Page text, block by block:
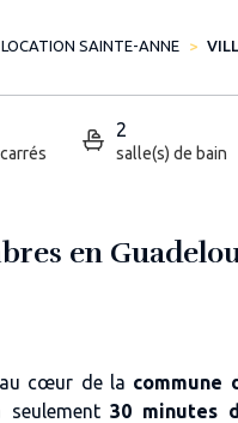
LOCATION SAINTE-ANNE
2
salle(s) de bain
en
cœur de la commune
seulement30 minutes